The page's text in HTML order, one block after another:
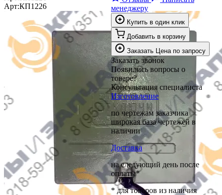
Арт:КП1226
менеджеру
Купить в один клик
Добавить в корзину
Заказать Цена по запросу
Заказать звонок
Появились вопросы о
товаре?
Консультация специалиста
Изготовление
по чертежам заказчика
широкая база чертежей в
наличии
Доставка
на следующий день после
оплаты*
* для товаров из наличия